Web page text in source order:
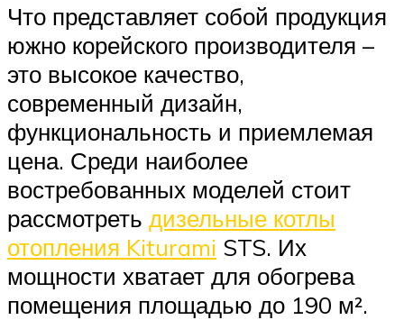
Что представляет собой продукция
южно корейского производителя –
это высокое качество,
современный дизайн,
функциональность и приемлемая
цена. Среди наиболее
востребованных моделей стоит
рассмотреть дизельные котлы
отопления Kiturami STS. Их
мощности хватает для обогрева
помещения площадью до 190 м².